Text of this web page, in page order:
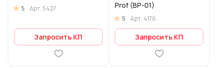
5 Арт. 5427
Запросить КП
Prof (BP-01)
5 Арт. 4176
Запросить КП